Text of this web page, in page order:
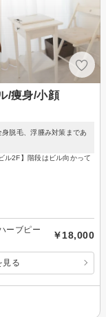
/痩身/小顔
脱毛、浮腫み対策まであ
ル2F】階段はビル向かって
ーブピー
￥18,000
見る